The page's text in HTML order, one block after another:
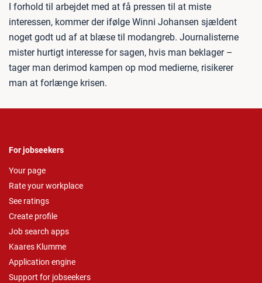
I forhold til arbejdet med at få pressen til at miste
interessen, kommer der ifølge Winni Johansen sjældent
noget godt ud af at blæse til modangreb. Journalisterne
mister hurtigt interesse for sagen, hvis man beklager –
tager man derimod kampen op mod medierne, risikerer
man at forlænge krisen.
For jobseekers
Your page
Rate your workplace
See ratings
Create profile
Job search apps
Kaares Klumme
Application engine
Support for jobseekers